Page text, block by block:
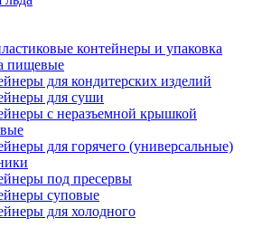
контейнеры и упаковка
пищевые
для кондитерских изделий
для суши
с неразъемной крышкой
для горячего (универсальные)
под пресервы
суповые
для холодного